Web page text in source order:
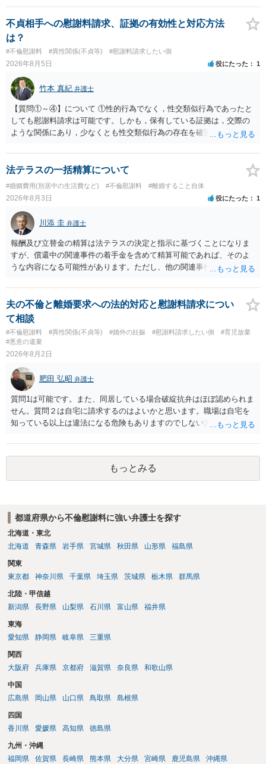
婚する、慰謝料をとるなど）ことができると思われます。 ただし、不
貞発覚後、長期間同居を続けると、不貞を許したとの評価につながる
場合がありますので、ご注意ください。 以上、ご参考まで。
不貞相手への慰謝料請求、証拠の有効性と対応方法
は？
#不倫慰謝料 #異性関係(不貞等) #慰謝料請求したい側
2026年8月5日 役にたった 1
竹本 真紀 弁護士
【質問①～④】について ①性的行為でなく，性交類似行為であったと
しても慰謝料請求は可能です。しかも，保有している証拠は，交際の
ような関係にあり，少なくとも性交類似行為の存在を確実に証明でき
ことを窺わせるものです。）。ですから，慰謝料請求を進めることで
よいと思います。 ただ．慰謝料額については，婚姻破綻に至っていな
いとして，この点を考慮されることになるかもしれません。 ②夫との
今後のことを考えて書いてもらうか否かを検討するのがよいと思いま
す。今ある証拠以上のことを証明（証明力を強めることも含む）でき
るのであれば，前向きに検討を進めるという考え方でもよいでしょ
う。慰謝料請求としては証拠として使えることが前提であり，その価
値と夫との関係との均衡のように思います。 ③行政書士に委任をして
いるのであれば，どのような内容の委任なのか不明ですが，その行政
書士との協議になると思います。請求するか，訴訟にするか，その点
の見極めや，相手方は性交類似行為は認めているのか，それさえも否
定しているのかによって，考え方・進め方は変わってくると思いま
す。 ④性交類似行為を認めているにもかかわらず支払を拒否するので
あれば，本人（行政書士でも同じだと思います。）への対応ではあま
り変わらないように思います。減額で折り合えるなら本人様の交渉で
もよいように思いますが，ゼロかどうかの観点であれば，訴訟に進む
しかなくなるようにも思います。そうしますと，お近くの弁護士に相
談して進めることを検討した方がよいようにも思います。
法テラスの一括精算について
#婚姻費用(別居中の生活費など) #不倫慰謝料 #離婚すること自体
2026年8月3日 役にたった 1
川添 圭 弁護士
報酬及び立替金の精算は法テラスの決定と指示に基づくことになりま
すが、償還中の関連事件の着手金を含めて精算可能であれば、そのよ
うな内容になる可能性があります。ただし、他の関連事件でも相手方
情によって対応が違いますので、法テラスへお尋ねいただいた方が確
実です。
夫の不倫と離婚要求への法的対応と慰謝料請求につい
て相談
#不倫慰謝料 #異性関係(不貞等) #婚外の妊娠 #慰謝料請求したい側
#育児放棄
#悪意の遺棄
2026年8月2日
肥田 弘昭 弁護士
質問1は可能です。また、同居している場合破綻抗弁はほぼ認められま
せん。質問２は自宅に請求するのはよいかと思います。職場は自宅を
知っている以上は違法になる危険もありますのでしない方が良いで
かと思います。有責配偶者ですので相手方からの離婚は拒否しても仮
に訴訟されても法的に成立しません。質問５は認知すると養育費支払
い、相続権が発生します。合意があれば法的に可能ですが法律で強制
することはできません。質問６は可能です。質問７は不貞行為の写真
もっとみる
都道府県から不倫慰謝料に強い弁護士を探す
北海道・東北
北海道
青森県 岩手県 宮城県 秋田県 山形県 福島県
関東
東京都
神奈川県 千葉県 埼玉県 茨城県 栃木県 群馬県
北陸・甲信越
新潟県
長野県 山梨県 石川県 富山県 福井県
東海
愛知県
静岡県 岐阜県 三重県
関西
大阪府
兵庫県 京都府 滋賀県 奈良県 和歌山県
中国
広島県
岡山県 山口県 鳥取県 島根県
四国
香川県
愛媛県 高知県 徳島県
九州・沖縄
福岡県
佐賀県 長崎県 熊本県 大分県 宮崎県 鹿児島県 沖縄県